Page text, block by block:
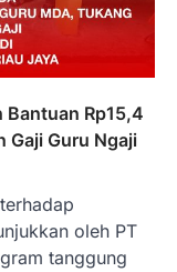
Bantuan Rp15,4
Gaji Guru Ngaji
oleh PT
tanggung